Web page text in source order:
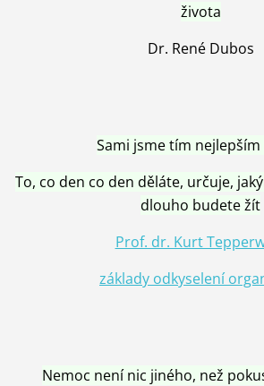
života
Dr. René Dubos
Sami jsme tím nejlepším
To, co den co den děláte, určuje,
dlouho budete žít
Prof. dr. Kurt
základy odkyselení
Nemoc není nic jiného, než